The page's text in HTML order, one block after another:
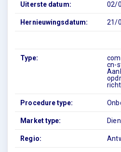
Uiterste datum: 02/
Hernieuwingsdatum: 21/
Type:
cn-
Procedure type:
Market type:
Regio: